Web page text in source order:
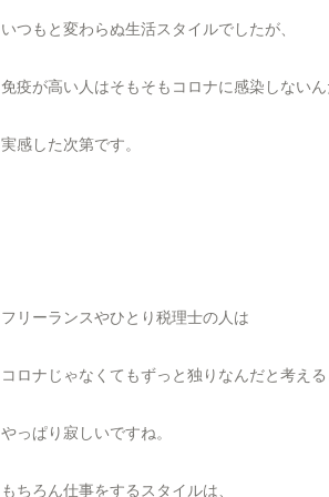
いつもと変わらぬ生活スタイルでしたが、
免疫が高い人はそもそもコロナに感染しないん
実感した次第です。
フリーランスやひとり税理士の人は
コロナじゃなくてもずっと独りなんだと考える
やっぱり寂しいですね。
もちろん仕事をするスタイルは、